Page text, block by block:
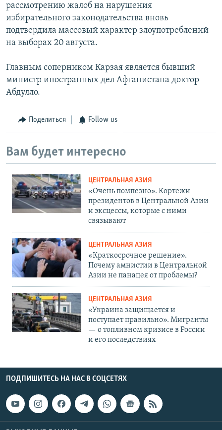
рассмотрению жалоб на нарушения
избирательного законодательства вновь
подтвердила массовый характер злоупотреблений
на выборах 20 августа.
Главным соперником Карзая является бывший
министр иностранных дел Афганистана доктор
Абдулло.
Поделиться Follow us
Вам будет интересно
ЦЕНТРАЛЬНАЯ АЗИЯ
«Очень помпезно». Кортежи
президентов в Центральной Азии
и эксцессы, которые с ними
связывают
ЦЕНТРАЛЬНАЯ АЗИЯ
«Краткосрочное решение».
Почему амнистии в Центральной
Азии не панацея от проблемы?
ЦЕНТРАЛЬНАЯ АЗИЯ
«Украина защищается и
поступает правильно». Мигранты
— о топливном кризисе в России
и его последствиях
ПОДПИШИТЕСЬ НА НАС В СОЦСЕТЯХ